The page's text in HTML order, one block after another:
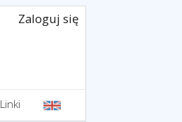
Zaloguj się
Linki